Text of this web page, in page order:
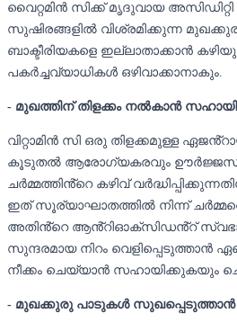
വൈറ്റമിൻ സിക്ക് മൃദുവായ
സുഷിരങ്ങളിൽ വിശ്രമിക്കുന്ന
ബാക്ടീരിയകളെ ഇല്ലാതാക്കാൻ
പകർച്ചവ്യാധികൾ ഒഴിവാക്കാനാകും.
- മുഖത്തിന് തിളക്കം നൽകാൻ
വിറ്റാമിൻ സി ഒരു തിളക്കമുള്ള
കൂടുതൽ ആരോഗ്യകരവും
ചർമ്മത്തിൻ്റെ കഴിവ്
ഇത് സൂര്യാഘാതത്തിൽ നിന്ന്
അതിൻ്റെ ആൻ്റിഓക്‌സിഡൻ്റ്
സുന്ദരമായ നിറം വെളിപ്പെടുത്താൻ
നീക്കം ചെയ്യാൻ സഹായിക്കുകയും
- മുഖക്കുരു പാടുകൾ